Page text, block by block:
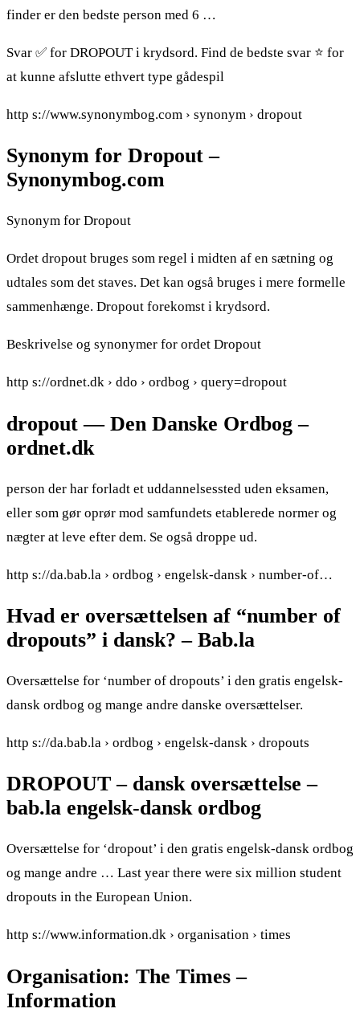
finder er den bedste person med 6 …
Svar ✅ for DROPOUT i krydsord. Find de bedste svar ⭐ for
at kunne afslutte ethvert type gådespil
http s://www.synonymbog.com › synonym › dropout
Synonym for Dropout –
Synonymbog.com
Synonym for Dropout
Ordet dropout bruges som regel i midten af ​​en sætning og
udtales som det staves. Det kan også bruges i mere formelle
sammenhænge. Dropout forekomst i krydsord.
Beskrivelse og synonymer for ordet Dropout
http s://ordnet.dk › ddo › ordbog › query=dropout
dropout — Den Danske Ordbog –
ordnet.dk
person der har forladt et uddannelsessted uden eksamen,
eller som gør oprør mod samfundets etablerede normer og
nægter at leve efter dem. Se også droppe ud.
http s://da.bab.la › ordbog › engelsk-dansk › number-of…
Hvad er oversættelsen af “number of
dropouts” i dansk? – Bab.la
Oversættelse for ‘number of dropouts’ i den gratis engelsk-
dansk ordbog og mange andre danske oversættelser.
http s://da.bab.la › ordbog › engelsk-dansk › dropouts
DROPOUT – dansk oversættelse –
bab.la engelsk-dansk ordbog
Oversættelse for ‘dropout’ i den gratis engelsk-dansk ordbog
og mange andre … Last year there were six million student
dropouts in the European Union.
http s://www.information.dk › organisation › times
Organisation: The Times –
Information